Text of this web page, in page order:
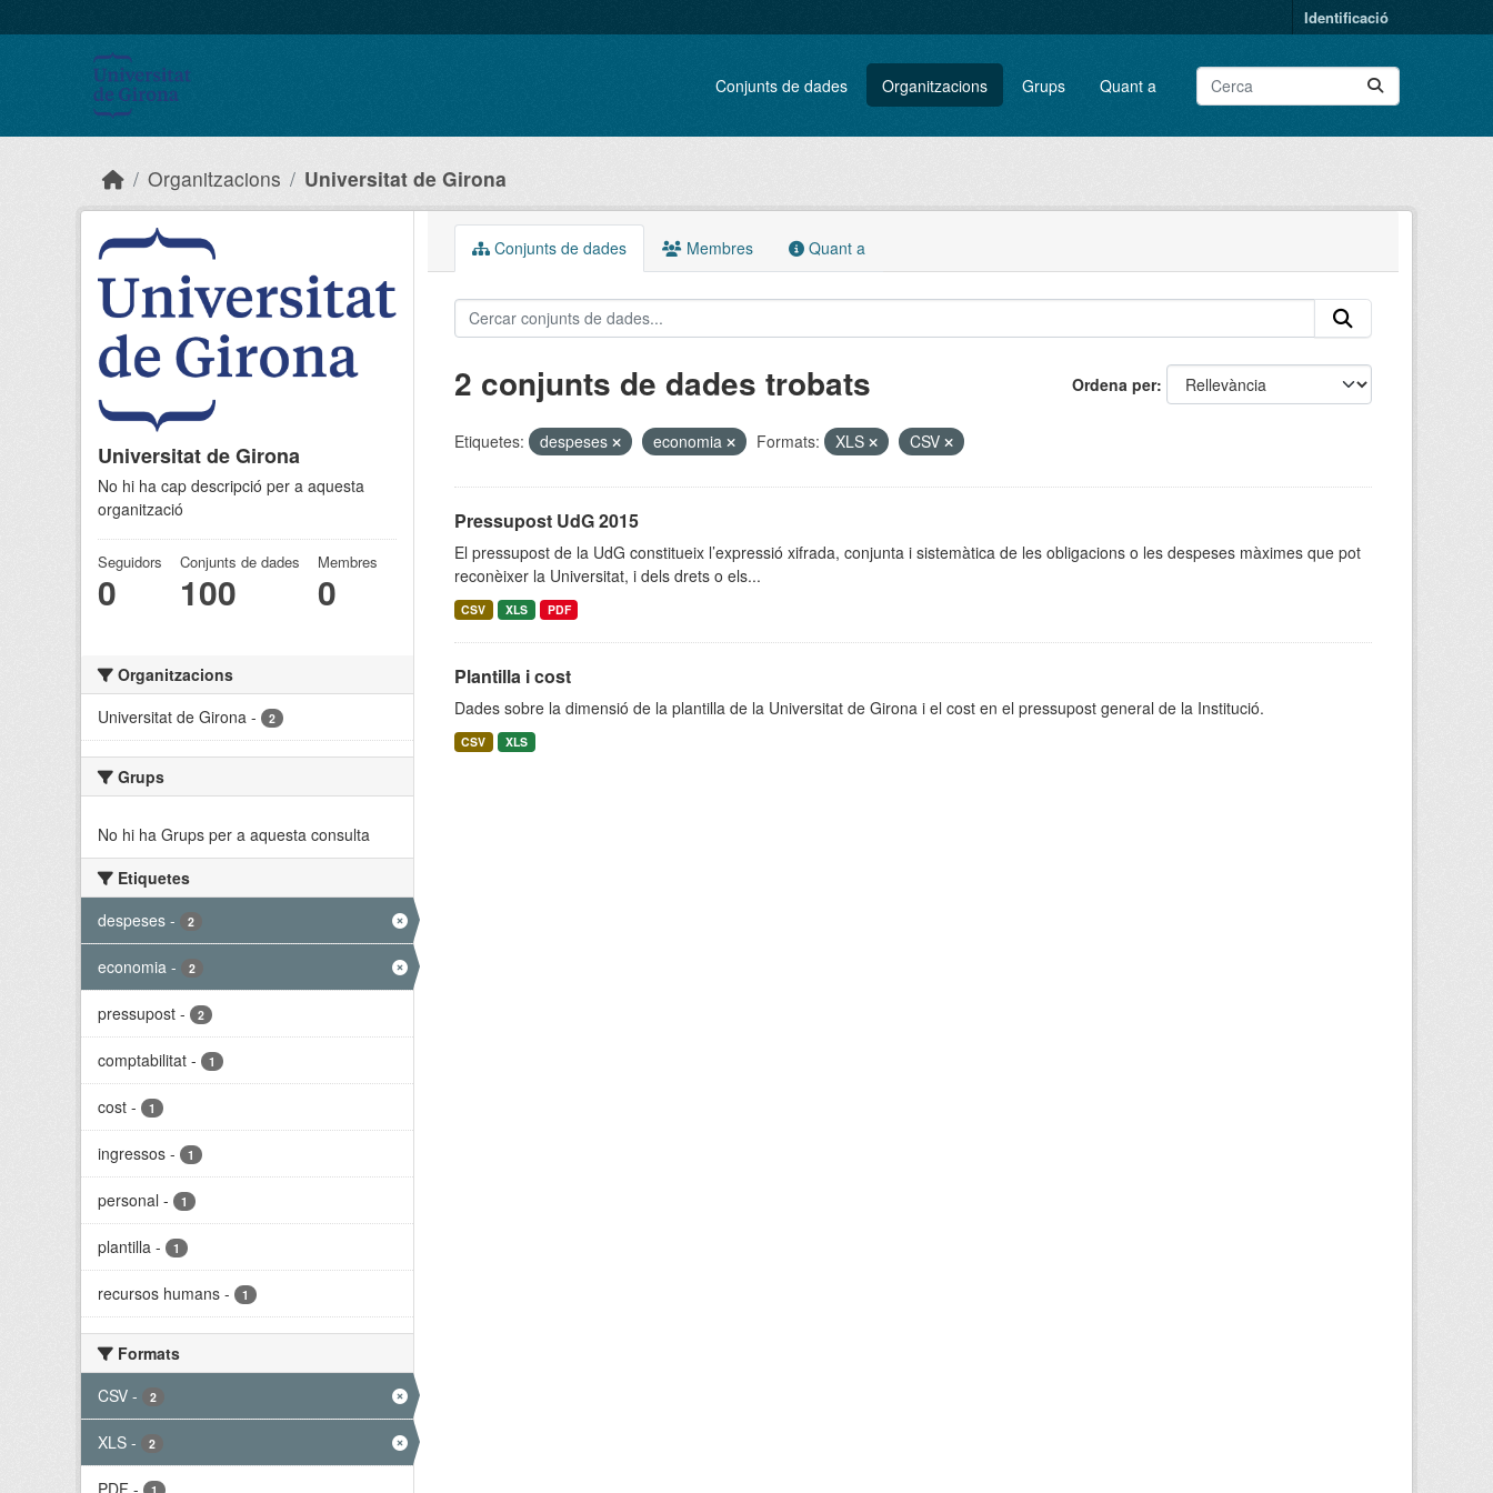
Identificació
Conjunts de dades Organitzacions Grups Quant a
Organitzacions Universitat de Girona
Universitat de Girona
No hi ha cap descripció per a aquesta
organització
Seguidors
0
Conjunts de dades
100
Membres
0
Organitzacions
Universitat de Girona - 2
Grups
No hi ha Grups per a aquesta consulta
Etiquetes
despeses - 2
economia - 2
pressupost - 2
comptabilitat - 1
cost - 1
ingressos - 1
personal - 1
plantilla - 1
recursos humans - 1
Formats
CSV - 2
XLS - 2
PDF -
Conjunts de dades Membres Quant a
Ordena per
2 conjunts de dades trobats
Etiquetes: despeses economia Formats: XLS CSV
Pressupost UdG 2015
El pressupost de la UdG constitueix l’expressió xifrada, conjunta i sistemàtica de les obligacions o les despeses màximes que pot
reconèixer la Universitat, i dels drets o els...
CSV XLS PDF
Plantilla i cost
Dades sobre la dimensió de la plantilla de la Universitat de Girona i el cost en el pressupost general de la Institució.
CSV XLS